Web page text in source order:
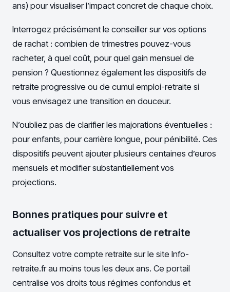
ans) pour visualiser l’impact concret de chaque choix.
Interrogez précisément le conseiller sur vos options
de rachat : combien de trimestres pouvez-vous
racheter, à quel coût, pour quel gain mensuel de
pension ? Questionnez également les dispositifs de
retraite progressive ou de cumul emploi-retraite si
vous envisagez une transition en douceur.
N’oubliez pas de clarifier les majorations éventuelles :
pour enfants, pour carrière longue, pour pénibilité. Ces
dispositifs peuvent ajouter plusieurs centaines d’euros
mensuels et modifier substantiellement vos
projections.
Bonnes pratiques pour suivre et
actualiser vos projections de retraite
Consultez votre compte retraite sur le site Info-
retraite.fr au moins tous les deux ans. Ce portail
centralise vos droits tous régimes confondus et